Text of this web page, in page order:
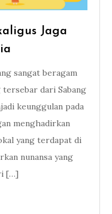
Jaga
sangat beragam
dari Sabang
keunggulan pada
menghadirkan
yang terdapat di
nunansa yang
[…]